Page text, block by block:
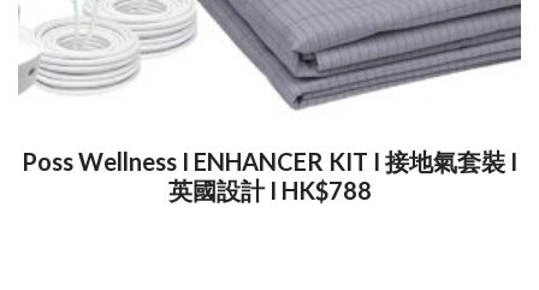
Poss Wellness I ENHANCER KIT I 接地氣套裝 I
英國設計 I HK$788